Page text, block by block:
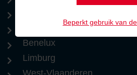
Vlaams Brabant
Benelux
Limburg
West-Vlaanderen
Beperkt gebruik van